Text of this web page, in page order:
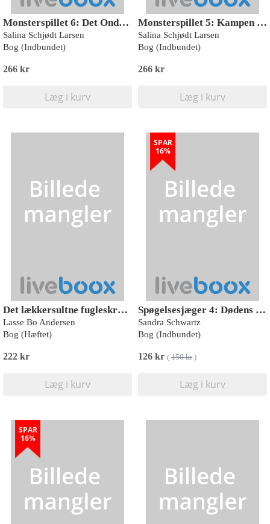
Monsterspillet 6: Det Ondes Hjerte
Salina Schjødt Larsen
Bog (Indbundet)
266 kr
Læg i kurv
Monsterspillet 5: Kampen mod Den Gyldne Konge
Salina Schjødt Larsen
Bog (Indbundet)
266 kr
Læg i kurv
Det lækkersultne fugleskræmsel
Lasse Bo Andersen
Bog (Hæftet)
222 kr
Læg i kurv
SPAR
16%
Spøgelsesjæger 4: Dødens portal
Sandra Schwartz
Bog (Indbundet)
126 kr ( 150 kr)
Læg i kurv
SPAR
16%